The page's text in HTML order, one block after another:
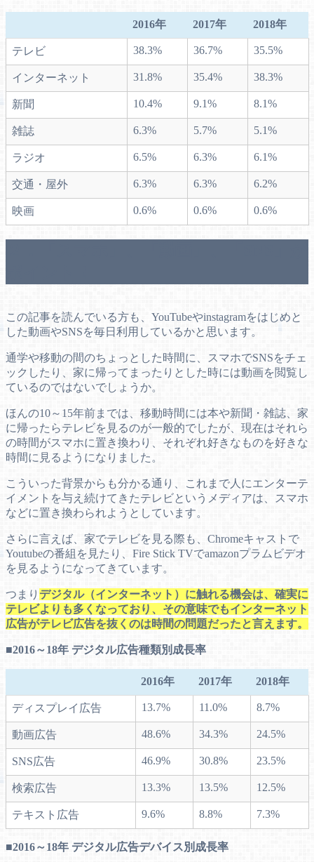
2016年 2017年 2018年
テレビ 38.3% 36.7% 35.5%
インターネット 31.8% 35.4% 38.3%
新聞 10.4% 9.1% 8.1%
雑誌 6.3% 5.7% 5.1%
ラジオ 6.5% 6.3% 6.1%
交通・屋外 6.3% 6.3% 6.2%
映画 0.6% 0.6% 0.6%
この記事を読んでいる方も、YouTubeやinstagramをはじめと
した動画やSNSを毎日利用しているかと思います。
通学や移動の間のちょっとした時間に、スマホでSNSをチェ
ックしたり、家に帰ってまったりとした時には動画を閲覧し
ているのではないでしょうか。
ほんの10～15年前までは、移動時間には本や新聞・雑誌、家
に帰ったらテレビを見るのが一般的でしたが、現在はそれら
の時間がスマホに置き換わり、それぞれ好きなものを好きな
時間に見るようになりました。
こういった背景からも分かる通り、これまで人にエンターテ
イメントを与え続けてきたテレビというメディアは、スマホ
などに置き換わられようとしています。
さらに言えば、家でテレビを見る際も、Chromeキャストで
Youtubeの番組を見たり、Fire Stick TVでamazonプラムビデオ
を見るようになってきています。
つまり デジタル（インターネット）に触れる機会は、確実に
テレビよりも多くなっており、その意味でもインターネット
広告がテレビ広告を抜くのは時間の問題だったと言えます。
■2016～18年 デジタル広告種類別成長率
2016年 2017年 2018年
ディスプレイ広告 13.7% 11.0% 8.7%
動画広告 48.6% 34.3% 24.5%
SNS広告 46.9% 30.8% 23.5%
検索広告 13.3% 13.5% 12.5%
テキスト広告 9.6% 8.8% 7.3%
■2016～18年 デジタル広告デバイス別成長率